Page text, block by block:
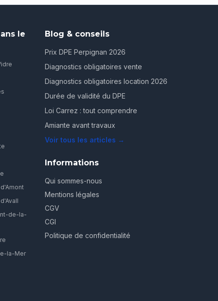
le
de-la-
la-Mer
Blog & conseils
Prix DPE Perpignan 2026
Diagnostics obligatoires vente
Diagnostics obligatoires location 2026
Durée de validité du DPE
Loi Carrez : tout comprendre
Amiante avant travaux
Voir tous les articles →
Informations
Qui sommes-nous
Mentions légales
CGV
CGI
Politique de confidentialité